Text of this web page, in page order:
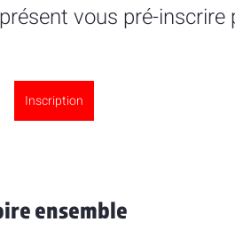
vous pré-inscrire
Inscription
ensemble